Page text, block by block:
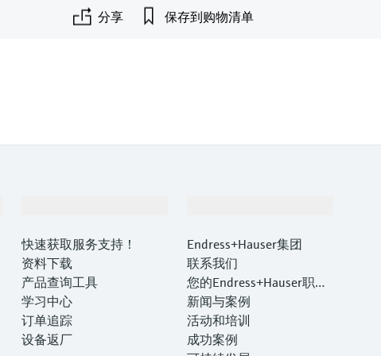
分享 保存到购物清单
快速获取服务支持！
资料下载
产品查询工具
学习中心
订单追踪
设备返厂
Endress+Hauser集团
联系我们
您的Endress+Hauser职业
生涯
新闻与案例
活动和培训
成功案例